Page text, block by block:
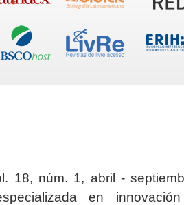
18, núm. 1, abril -
en